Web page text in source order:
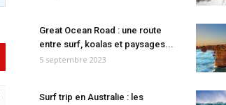
Great Ocean Road : une route
entre surf, koalas et paysages...
5 septembre 2023
Surf trip en Australie : les